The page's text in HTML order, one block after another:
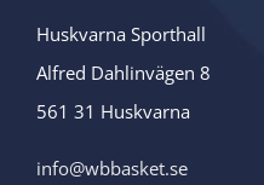
Huskvarna Sporthall
Alfred Dahlinvägen 8
561 31 Huskvarna
info@wbbasket.se